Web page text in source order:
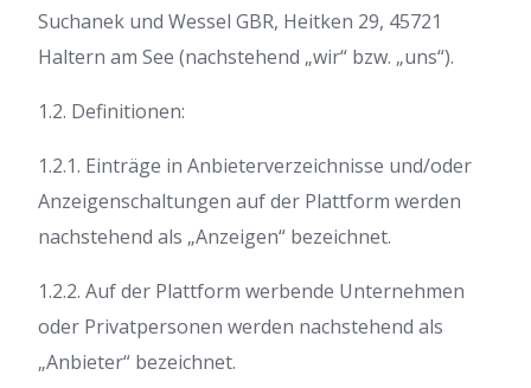
Suchanek und Wessel GBR, Heitken 29, 45721
Haltern am See (nachstehend „wir“ bzw. „uns“).
1.2. Definitionen:
1.2.1. Einträge in Anbieterverzeichnisse und/oder
Anzeigenschaltungen auf der Plattform werden
nachstehend als „Anzeigen“ bezeichnet.
1.2.2. Auf der Plattform werbende Unternehmen
oder Privatpersonen werden nachstehend als
„Anbieter“ bezeichnet.